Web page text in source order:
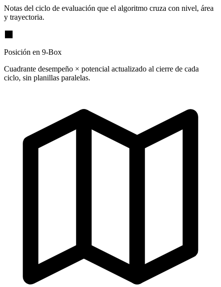
Notas del ciclo de evaluación que el algoritmo cruza con nivel, área
y trayectoria.
Posición en 9-Box
Cuadrante desempeño × potencial actualizado al cierre de cada
ciclo, sin planillas paralelas.